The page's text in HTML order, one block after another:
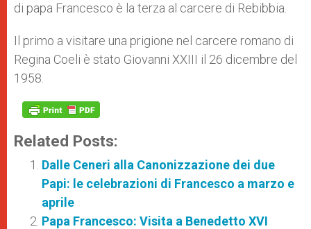
di papa Francesco è la terza al carcere di Rebibbia.
Il primo a visitare una prigione nel carcere romano di
Regina Coeli è stato Giovanni XXIII il 26 dicembre del
1958.
Related Posts:
Dalle Ceneri alla Canonizzazione dei due
Papi: le celebrazioni di Francesco a marzo e
aprile
Papa Francesco: Visita a Benedetto XVI